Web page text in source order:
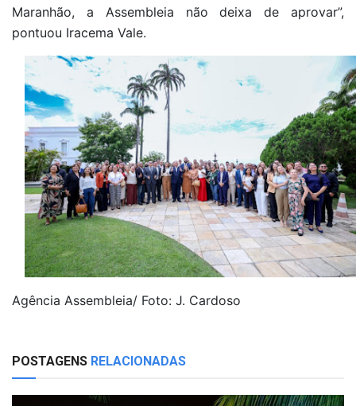
Maranhão, a Assembleia não deixa de aprovar”,
pontuou Iracema Vale.
Agência Assembleia/ Foto: J. Cardoso
POSTAGENS RELACIONADAS